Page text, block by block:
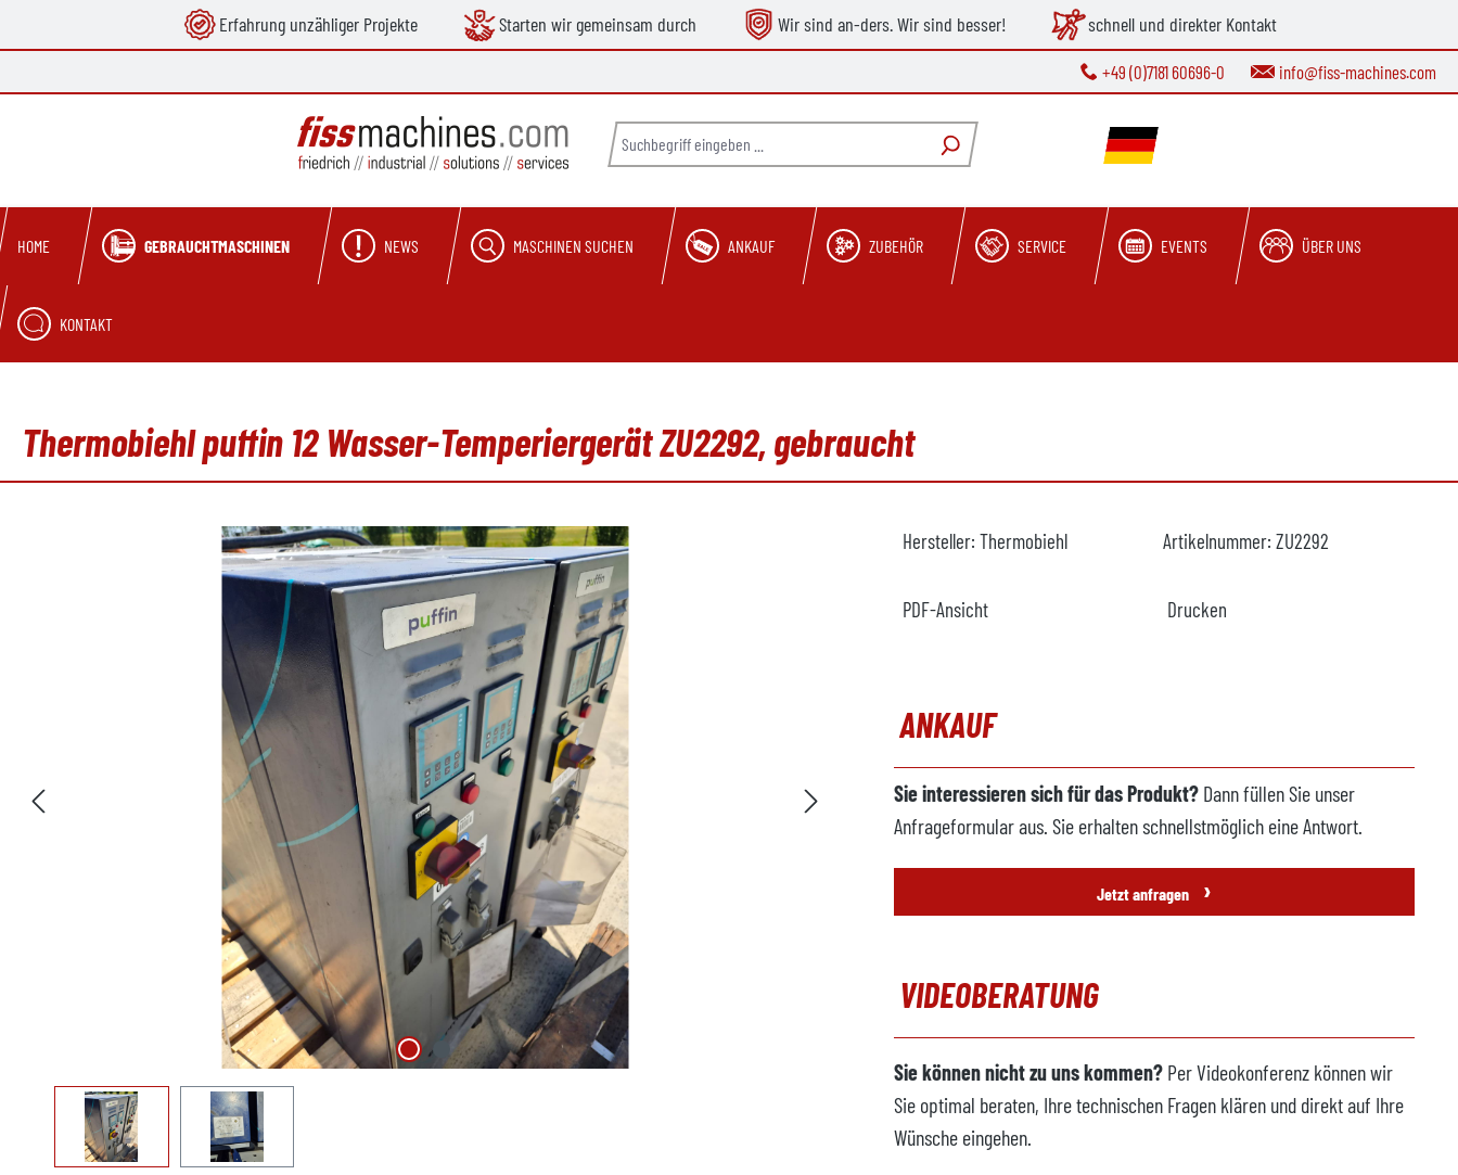
Zur Hauptnavigation springenErfahrung unzähliger Projekte Starten wir gemeinsam durch Wir sind an-ders. Wir sind besser! schnell und direkter Kontakt
+49 (0)7181 60696-0 info@fiss-machines.com
HOME GEBRAUCHTMASCHINEN NEWS MASCHINEN SUCHEN ANKAUF ZUBEHÖR SERVICE EVENTS ÜBER UNS
KONTAKT
Thermobiehl puffin 12 Wasser-Temperiergerät ZU2292, gebraucht
Hersteller: Thermobiehl Artikelnummer: ZU2292
PDF-Ansicht Drucken
ANKAUF
Sie interessieren sich für das Produkt? Dann füllen Sie unser
Anfrageformular aus. Sie erhalten schnellstmöglich eine Antwort.
Jetzt anfragen ›
VIDEOBERATUNG
Sie können nicht zu uns kommen? Per Videokonferenz können wir
Sie optimal beraten, Ihre technischen Fragen klären und direkt auf Ihre
Wünsche eingehen.